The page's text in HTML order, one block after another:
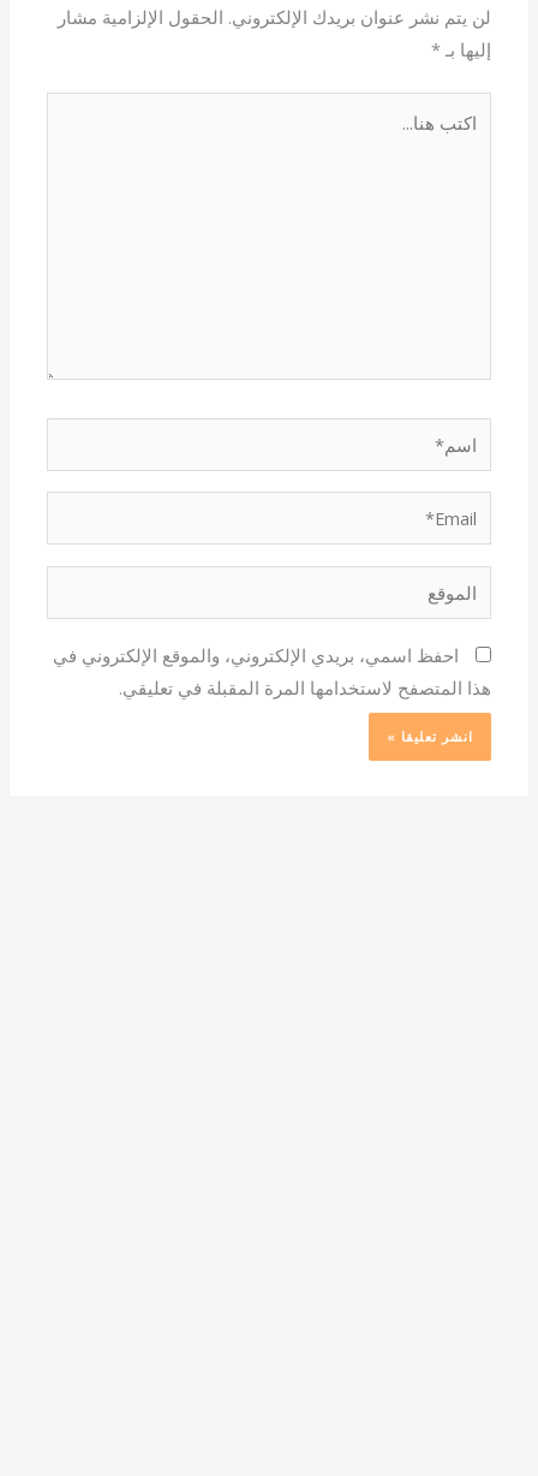
لن يتم نشر عنوان بريدك الإلكتروني. الحقول الإلزامية مشار
إليها بـ*
اسم*
Email*
الموقع
احفظ اسمي، بريدي الإلكتروني، والموقع الإلكتروني في
هذا المتصفح لاستخدامها المرة المقبلة في تعليقي.